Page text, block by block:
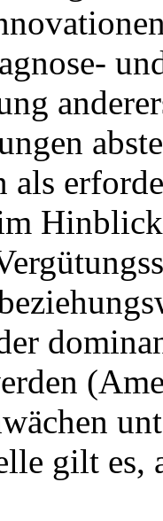
als
gilt es,